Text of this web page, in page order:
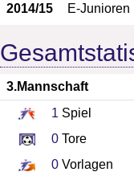
2014/15 E-Junioren
3.Mannschaft
1 Spiel
0 Tore
0 Vorlagen